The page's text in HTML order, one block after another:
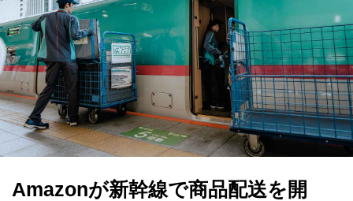
HOME
Amazonが新幹線で商品配送を開